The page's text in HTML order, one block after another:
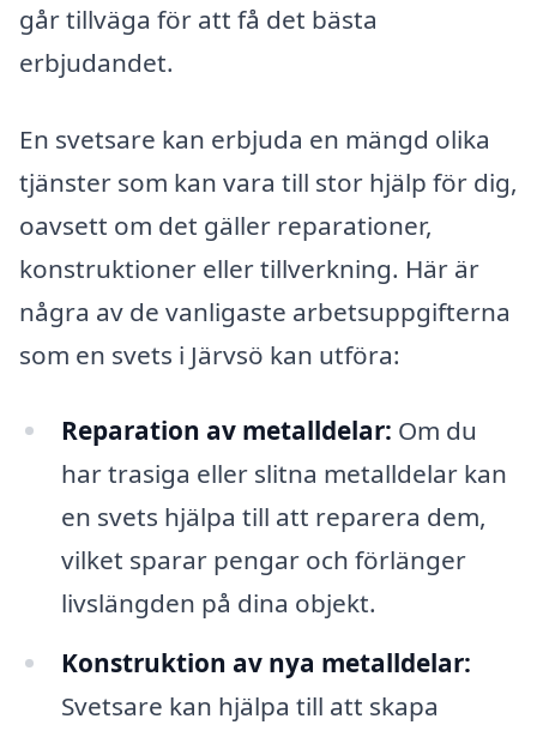
går tillväga för att få det bästa
erbjudandet.
En svetsare kan erbjuda en mängd olika
tjänster som kan vara till stor hjälp för dig,
oavsett om det gäller reparationer,
konstruktioner eller tillverkning. Här är
några av de vanligaste arbetsuppgifterna
som en svets i Järvsö kan utföra:
Reparation av metalldelar: Om du
har trasiga eller slitna metalldelar kan
en svets hjälpa till att reparera dem,
vilket sparar pengar och förlänger
livslängden på dina objekt.
Konstruktion av nya metalldelar:
Svetsare kan hjälpa till att skapa